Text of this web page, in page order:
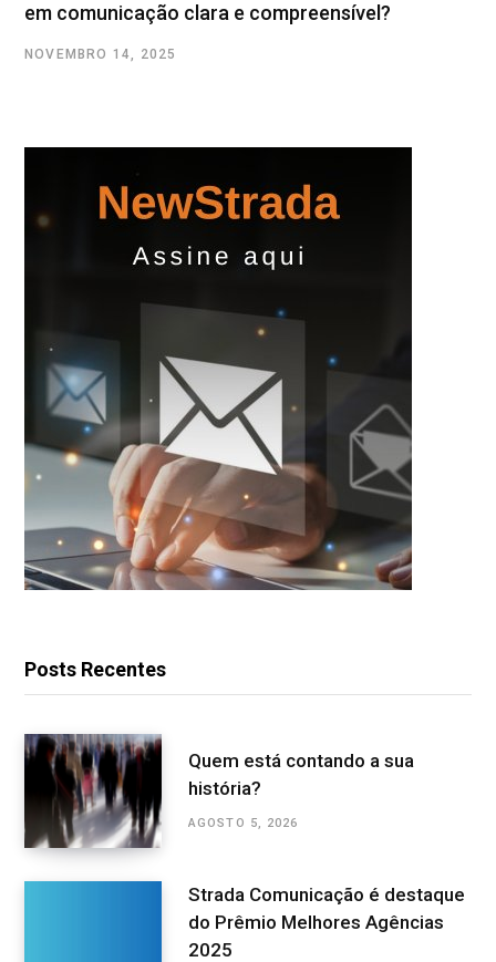
em comunicação clara e compreensível?
NOVEMBRO 14, 2025
Posts Recentes
Quem está contando a sua
história?
AGOSTO 5, 2026
Strada Comunicação é destaque
do Prêmio Melhores Agências
2025